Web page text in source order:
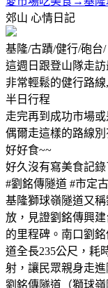
郊山 心情日記
基隆/古蹟/健行/砲台/
這週日跟登山隊走
非常輕鬆的健行路
半日行程
走完再到成功市場
偶爾走這樣的路線
好好食~~
好久沒有寫美食記
#劉銘傳隧道 #市定
基隆獅球嶺隧道又
放，見證劉銘傳興
的里程碑。南口劉
道全長235公尺，耗
射，讓民眾親身走
劉銘傳隧道（獅球嶺